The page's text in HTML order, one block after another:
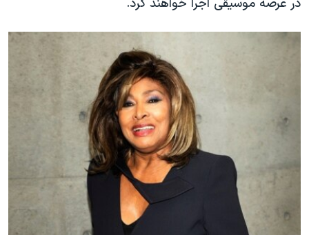
در عرصه موسیقی اجرا خواهند کرد.